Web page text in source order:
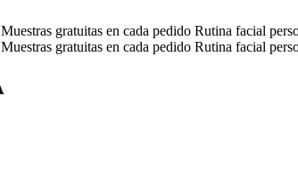
Muestras gratuitas en cada pedido Rutina facial
Muestras gratuitas en cada pedido Rutina facial